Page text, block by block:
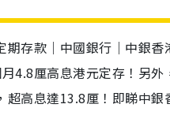
期存款｜中國銀行｜中銀
4.8厘高息港元定存！另
超高息達13.8厘！即睇中銀